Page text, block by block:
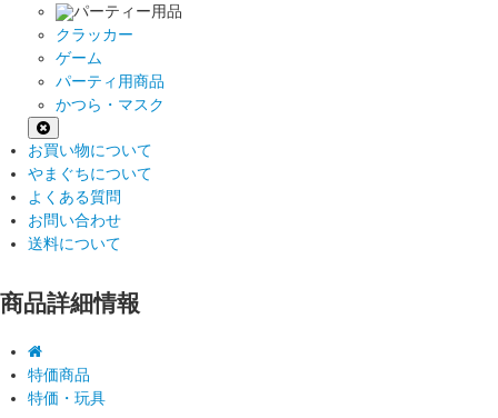
パーティー用品
クラッカー
ゲーム
パーティ用商品
かつら・マスク
お買い物について
やまぐちについて
よくある質問
お問い合わせ
送料について
商品詳細情報
特価商品
特価・玩具